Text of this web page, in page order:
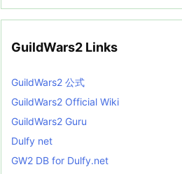
GuildWars2 Links
GuildWars2 公式
GuildWars2 Official Wiki
GuildWars2 Guru
Dulfy net
GW2 DB for Dulfy.net